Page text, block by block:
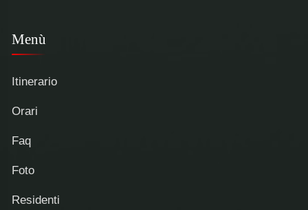
Menù
Itinerario
Orari
Faq
Foto
Residenti